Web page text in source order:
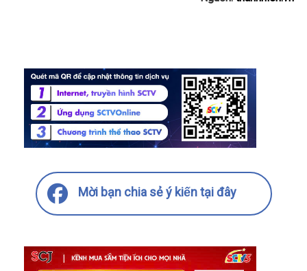
Mời bạn chia sẻ ý kiến tại đây